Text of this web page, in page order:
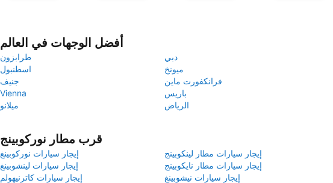
أفضل الوجهات في العالم
طرابزون
دبي
اسطنبول
ميونخ
جنيف
فرانكفورت ماين
Vienna
باريس
ميلانو
الرياض
قرب مطار نوركوبينج
إيجار سيارات نوركوبينغ
إيجار سيارات مطار لينكوبينج
إيجار سيارات لينشوبينغ
إيجار سيارات مطار نايكوبينج
إيجار سيارات كاترنيهولم
إيجار سيارات نيشوبينغ